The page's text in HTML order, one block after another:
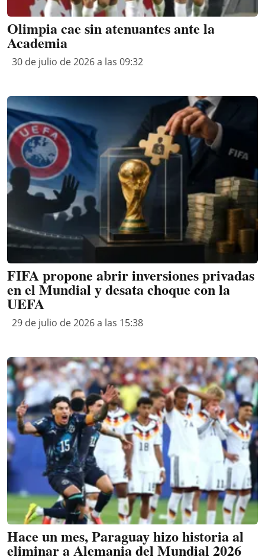
Olimpia cae sin atenuantes ante la
Academia
30 de julio de 2026 a las 09:32
FIFA propone abrir inversiones privadas
en el Mundial y desata choque con la
UEFA
29 de julio de 2026 a las 15:38
Hace un mes, Paraguay hizo historia al
eliminar a Alemania del Mundial 2026